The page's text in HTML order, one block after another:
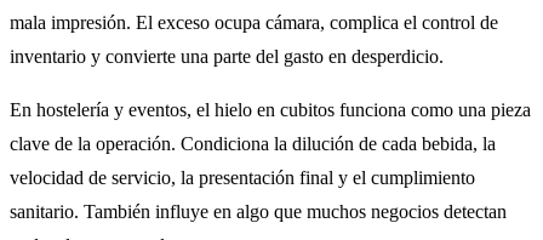
mala impresión. El exceso ocupa cámara, complica el control de
inventario y convierte una parte del gasto en desperdicio.
En hostelería y eventos, el hielo en cubitos funciona como una pieza
clave de la operación. Condiciona la dilución de cada bebida, la
velocidad de servicio, la presentación final y el cumplimiento
sanitario. También influye en algo que muchos negocios detectan